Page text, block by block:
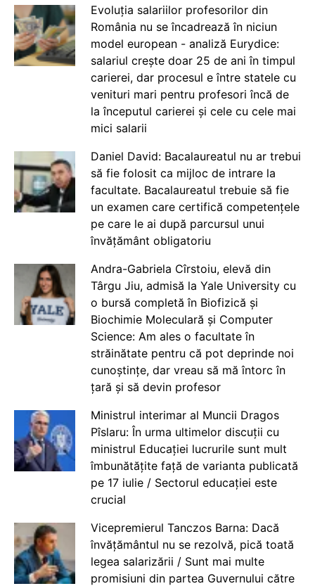
Evoluția salariilor profesorilor din
România nu se încadrează în niciun
model european - analiză Eurydice:
salariul crește doar 25 de ani în timpul
carierei, dar procesul e între statele cu
venituri mari pentru profesori încă de
la începutul carierei și cele cu cele mai
mici salarii
Daniel David: Bacalaureatul nu ar trebui
să fie folosit ca mijloc de intrare la
facultate. Bacalaureatul trebuie să fie
un examen care certifică competențele
pe care le ai după parcursul unui
învățământ obligatoriu
Andra-Gabriela Cîrstoiu, elevă din
Târgu Jiu, admisă la Yale University cu
o bursă completă în Biofizică și
Biochimie Moleculară și Computer
Science: Am ales o facultate în
străinătate pentru că pot deprinde noi
cunoștințe, dar vreau să mă întorc în
țară și să devin profesor
Ministrul interimar al Muncii Dragos
Pîslaru: În urma ultimelor discuții cu
ministrul Educației lucrurile sunt mult
îmbunătățite față de varianta publicată
pe 17 iulie / Sectorul educației este
crucial
Vicepremierul Tanczos Barna: Dacă
învățământul nu se rezolvă, pică toată
legea salarizării / Sunt mai multe
promisiuni din partea Guvernului către